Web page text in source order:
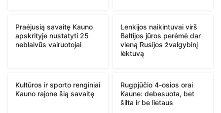
Praėjusią savaitę Kauno
apskrityje nustatyti 25
neblaivūs vairuotojai
Lenkijos naikintuvai virš
Baltijos jūros perėmė dar
vieną Rusijos žvalgybinį
lėktuvą
Kultūros ir sporto renginiai
Kauno rajone šią savaitę
Rugpjūčio 4-osios orai
Kaune: debesuota, bet
šilta ir be lietaus